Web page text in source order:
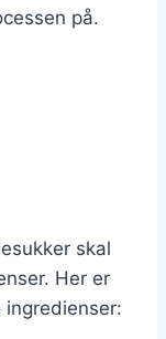
på.
skal
Her er